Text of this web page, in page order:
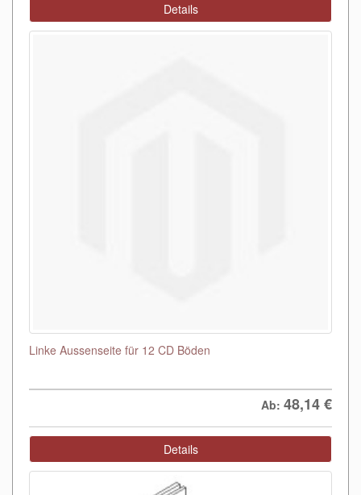
Details
Linke Aussenseite für 12 CD Böden
Ab: 48,14€
Details